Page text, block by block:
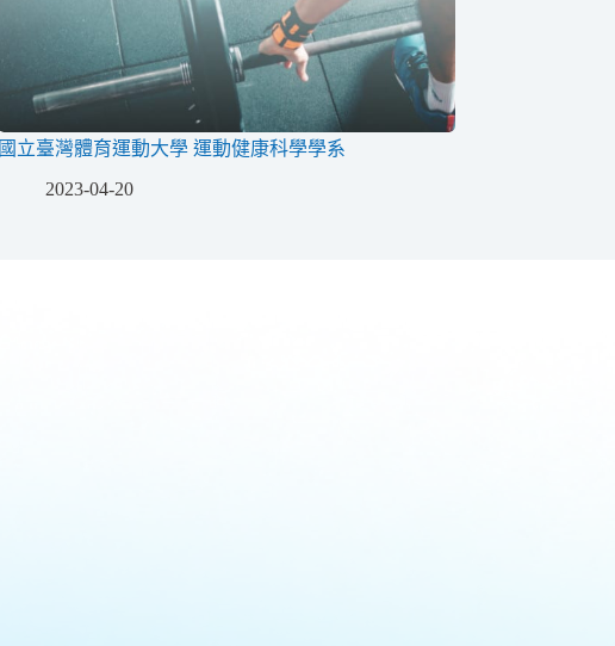
國立臺灣體育運動大學 運動健康科學學系
2023-04-20